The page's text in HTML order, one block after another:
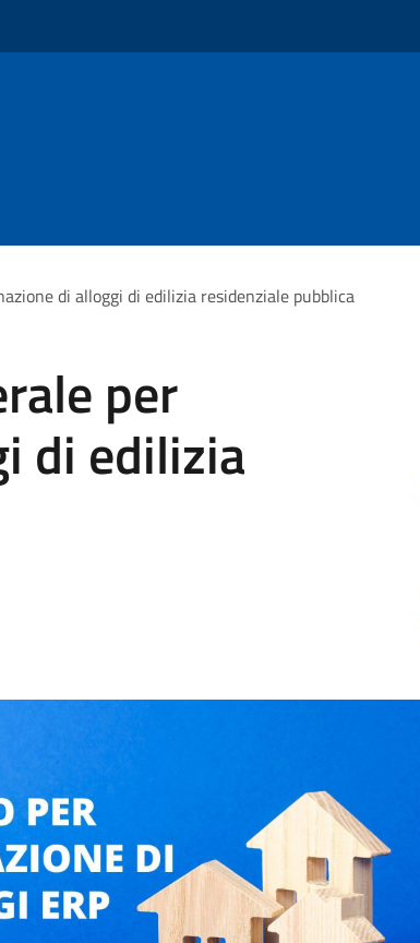
di alloggi di edilizia residenziale pubblica
per
di edilizia